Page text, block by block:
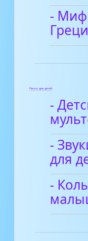
-
Песни для детей
-
-
для
-